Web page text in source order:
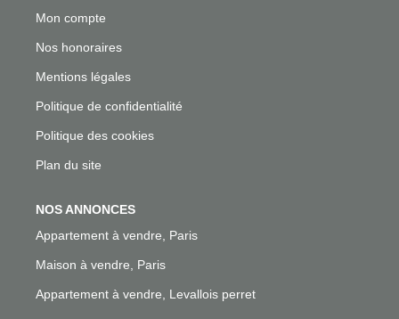
Mon compte
Nos honoraires
Mentions légales
Politique de confidentialité
Politique des cookies
Plan du site
NOS ANNONCES
Appartement à vendre, Paris
Maison à vendre, Paris
Appartement à vendre, Levallois perret